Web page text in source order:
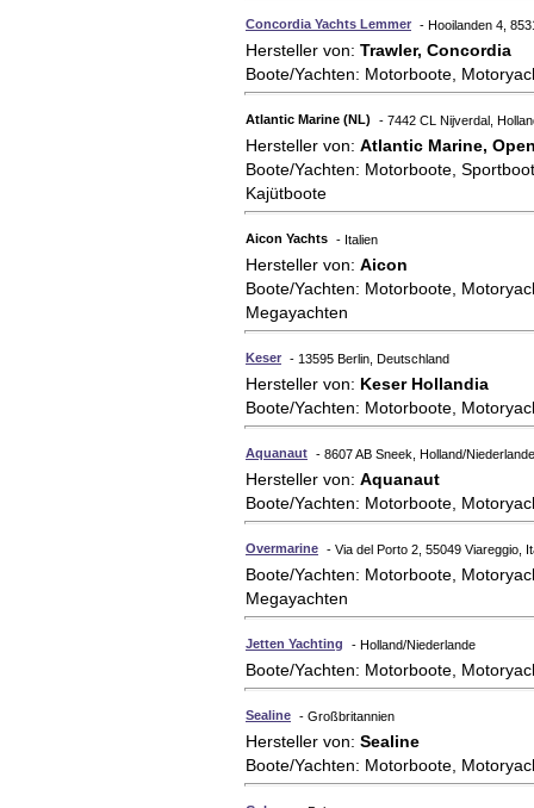
Concordia Yachts Lemmer - Hooilanden 4,
Hersteller von: Trawler, Concordia
Boote/Yachten: Motorboote,
Atlantic Marine (NL) - 7442 CL Nijverdal,
Hersteller von: Atlantic Marine,
Boote/Yachten: Motorboote,
Kajütboote
Aicon Yachts - Italien
Hersteller von: Aicon
Boote/Yachten: Motorboote,
Megayachten
Keser - 13595 Berlin, Deutschland
Hersteller von: Keser Hollandia
Boote/Yachten: Motorboote,
Aquanaut - 8607 AB Sneek, Holland/Niederlande
Hersteller von: Aquanaut
Boote/Yachten: Motorboote,
Overmarine - Via del Porto 2, 55049 Viareggio,
Boote/Yachten: Motorboote,
Megayachten
Jetten Yachting - Holland/Niederlande
Boote/Yachten: Motorboote,
Sealine - Großbritannien
Hersteller von: Sealine
Boote/Yachten: Motorboote,